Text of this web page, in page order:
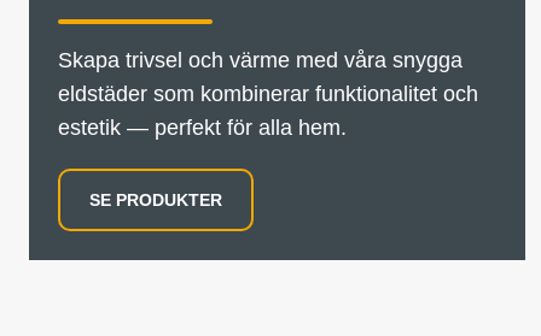
Skapa trivsel och värme med våra snygga
eldstäder som kombinerar funktionalitet och
estetik — perfekt för alla hem.
SE PRODUKTER